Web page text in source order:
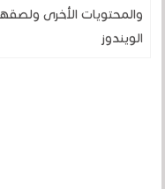
والمحتويات الأخرى
الويندوز